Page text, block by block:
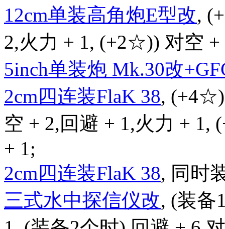
12cm单装高角炮E型改,
2,火力 + 1, (+2☆)) 对空 +
5inch单装炮 Mk.30改
2cm四连装FlaK 38,
空 + 2,回避 + 1,火力 + 1,
+ 1;
2cm四连装FlaK 38, 同时
三式水中探信仪改, (装备